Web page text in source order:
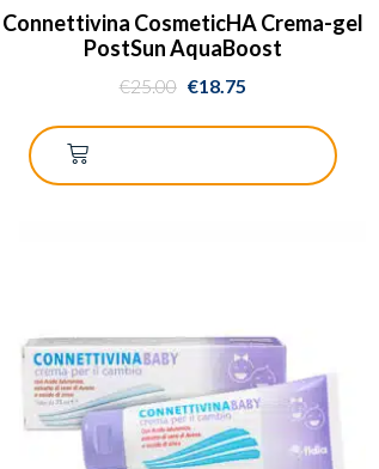
Connettivina CosmeticHA Crema-gel
PostSun AquaBoost
€25.00 €18.75